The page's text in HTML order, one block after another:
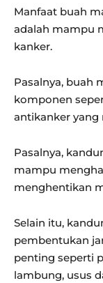
Manfaat buah
adalah mampu
kanker.
Pasalnya, buah
komponen
antikanker yang
Pasalnya,
mampu
menghentikan
Selain itu,
pembentukan
penting seperti
lambung, usus